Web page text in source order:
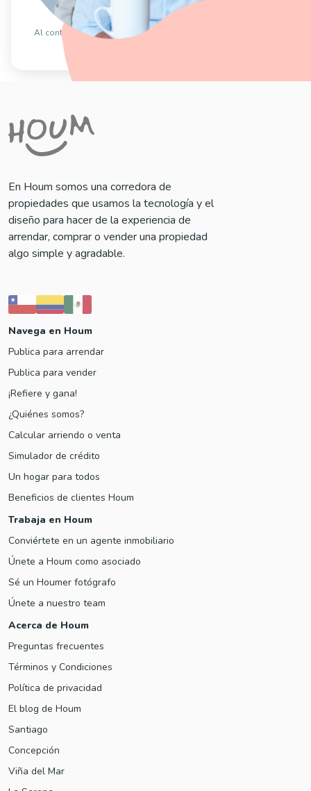
Contactar un ejecutivo
Al continuar estás aceptando los
En Houm somos una corredora de
propiedades que usamos la tecnología y el
diseño para hacer de la experiencia de
arrendar, comprar o vender una propiedad
algo simple y agradable.
Navega en Houm
Publica para arrendar
Publica para vender
¡Refiere y gana!
¿Quiénes somos?
Calcular arriendo o venta
Simulador de crédito
Un hogar para todos
Beneficios de clientes Houm
Trabaja en Houm
Conviértete en un agente inmobiliario
Únete a Houm como asociado
Sé un Houmer fotógrafo
Únete a nuestro team
Acerca de Houm
Preguntas frecuentes
Términos y Condiciones
Política de privacidad
El blog de Houm
Santiago
Concepción
Viña del Mar